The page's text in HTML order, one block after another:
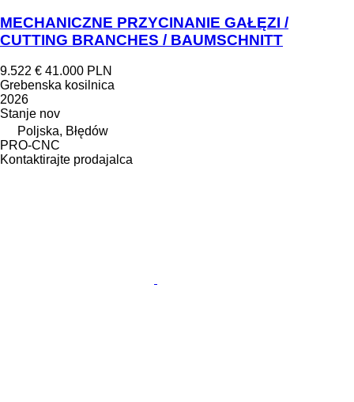
MECHANICZNE PRZYCINANIE GAŁĘZI /
CUTTING BRANCHES / BAUMSCHNITT
9.522 € 41.000 PLN
Grebenska kosilnica
2026
Stanje nov
Poljska, Błędów
PRO-CNC
Kontaktirajte prodajalca